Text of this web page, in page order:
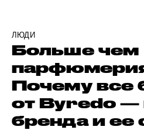
ЛЮДИ
Больше чем
Почему все
от Byredo —
бренда и ее